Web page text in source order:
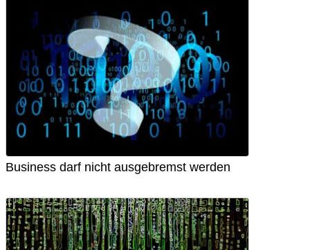
Business darf nicht ausgebremst werden